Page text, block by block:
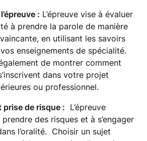
: L’épreuve vise à évaluer
à prendre la parole de manière
en utilisant les savoirs
enseignements de spécialité.
de montrer comment
dans votre projet
ou professionnel.
prise de risque : L’épreuve
des risques et à s’engager
l’oralité. Choisir un sujet